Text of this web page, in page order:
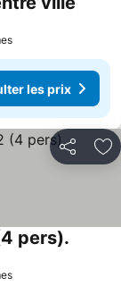
les prix
Partager
pers).